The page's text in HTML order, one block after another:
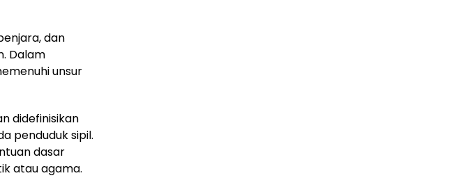
dan
Dalam
unsur
didefinisikan
penduduk sipil.
dasar
atau agama.